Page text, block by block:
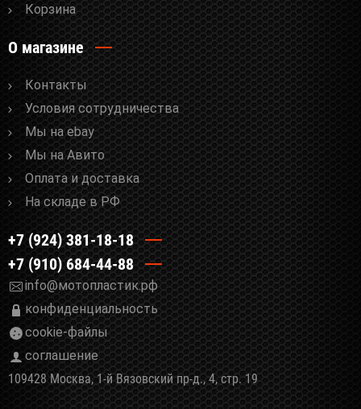
Корзина
О магазине
Контакты
Условия сотрудничества
Мы на ebay
Мы на Авито
Оплата и доставка
На складе в РФ
+7 (924) 381-18-18
+7 (910) 684-44-88
info@мотопластик.рф
конфиденциальность
cookie-файлы
соглашение
109428 Москва, 1-й Вязовский пр-д., 4, стр. 19